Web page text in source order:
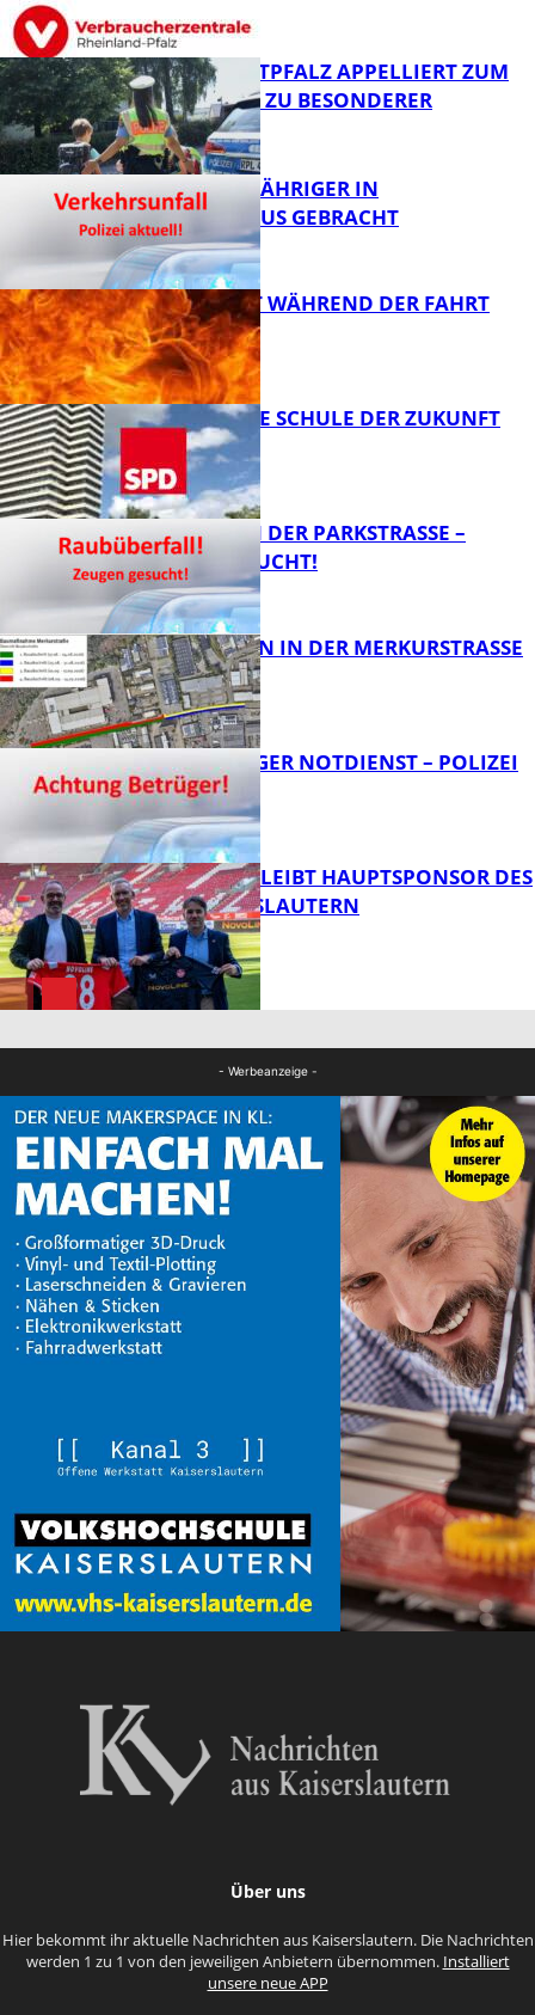
FB News
FB News
POLIZEI WESTPFALZ APPELLIERT ZUM
SCHULSTART ZU BESONDERER
VORSICHT
FB News
UNFALL: 58-JÄHRIGER IN
KRANKENHAUS GEBRACHT
FB News
AUTO FÄNGT WÄHREND DER FAHRT
FEUER
WIE SIEHT DIE SCHULE DER ZUKUNFT
AUS?
FB News
ÜBERFALL IN DER PARKSTRASSE – Z
EUGEN GESUCHT!
BAUARBEITEN IN DER MERKURSTRASSE
FB News
FRAGWÜRDIGER NOTDIENST – POLIZEI
WARNT
NOVOLINE BLEIBT HAUPTSPONSOR DES
1. FC KAISERSLAUTERN
- Werbeanzeige -
Über uns
Hier bekommt ihr aktuelle Nachrichten aus Kaiserslautern. Die Nachrichten
werden 1 zu 1 von den jeweiligen Anbietern übernommen. Installiert
unsere neue APP